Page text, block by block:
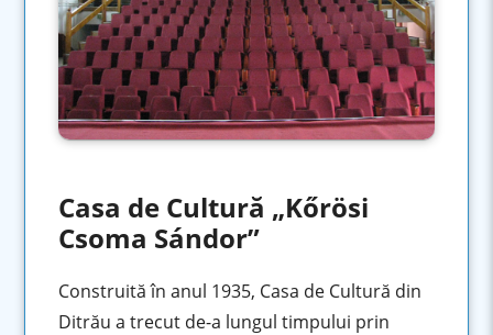
Casa de Cultură „Kőrösi
Csoma Sándor”
Construită în anul 1935, Casa de Cultură din
Ditrău a trecut de-a lungul timpului prin